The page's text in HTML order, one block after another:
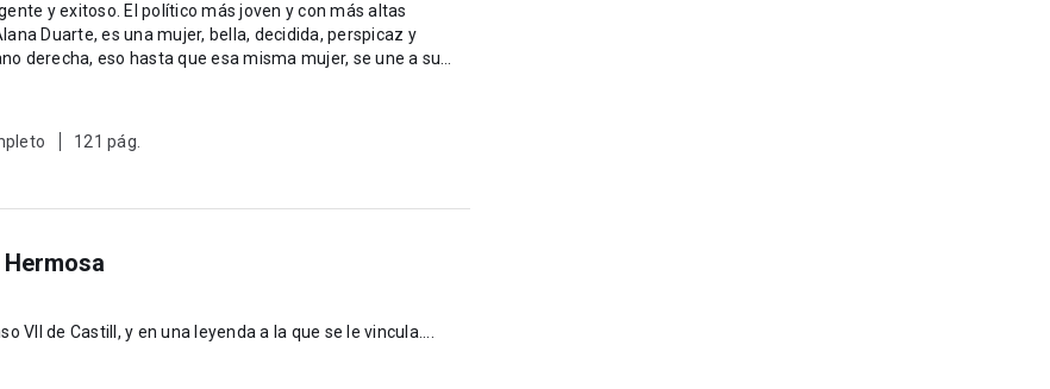
y exitoso. El político más joven y con más altas
una mujer, bella, decidida, perspicaz y
mujer, se une a su
121 pág.
VII de Castill, y en una leyenda a la que se le vincula....